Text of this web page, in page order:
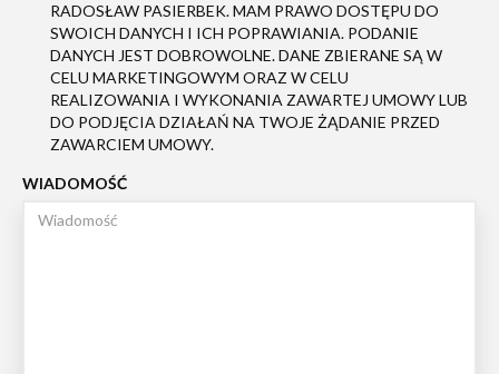
RADOSŁAW PASIERBEK. MAM PRAWO DOSTĘPU DO
SWOICH DANYCH I ICH POPRAWIANIA. PODANIE
DANYCH JEST DOBROWOLNE. DANE ZBIERANE SĄ W
CELU MARKETINGOWYM ORAZ W CELU
REALIZOWANIA I WYKONANIA ZAWARTEJ UMOWY LUB
DO PODJĘCIA DZIAŁAŃ NA TWOJE ŻĄDANIE PRZED
ZAWARCIEM UMOWY.
WIADOMOŚĆ